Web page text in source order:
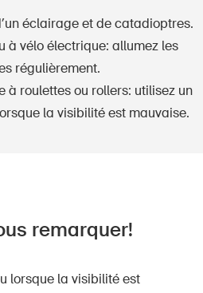
éclairage et de catadioptres.
à vélo électrique: allumez les
régulièrement.
à roulettes ou rollers: utilisez un
la visibilité est mauvaise.
remarquer!
lorsque la visibilité est